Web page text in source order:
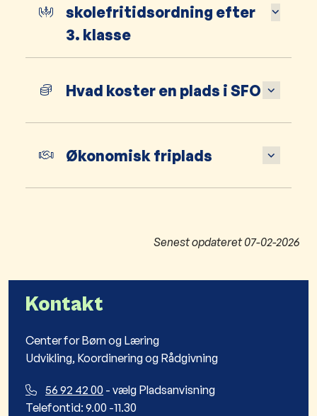
skolefritidsordning efter
3. klasse
Hvad koster en plads i SFO
Økonomisk friplads
Senest opdateret07-02-2026
Kontakt
Center for Børn og Læring
Udvikling, Koordinering og Rådgivning
56 92 42 00 - vælg Pladsanvisning
Telefontid: 9.00 -11.30